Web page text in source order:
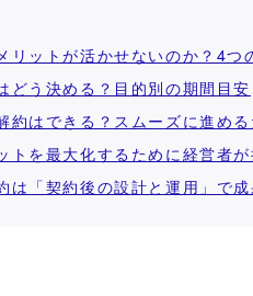
リットが活かせないのか？4つ
どう決める？目的別の期間目安
約はできる？スムーズに進め
トを最大化するために経営者
は「契約後の設計と運用」で